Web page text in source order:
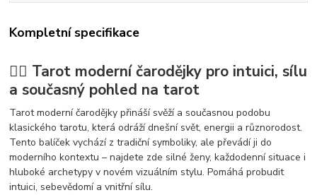
Kompletní specifikace
🧙‍♀️ Tarot moderní čarodějky pro intuici, sílu
a současný pohled na tarot
Tarot moderní čarodějky přináší svěží a současnou podobu
klasického tarotu, která odráží dnešní svět, energii a různorodost.
Tento balíček vychází z tradiční symboliky, ale převádí ji do
moderního kontextu – najdete zde silné ženy, každodenní situace i
hluboké archetypy v novém vizuálním stylu. Pomáhá probudit
intuici, sebevědomí a vnitřní sílu.